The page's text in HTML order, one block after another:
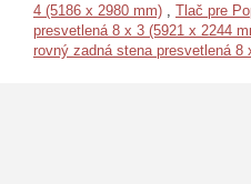
4 (5186 x 2980 mm) , Tlač pre
presvetlená 8 x 3 (5921 x 2244
rovný zadná stena presvetlená 8